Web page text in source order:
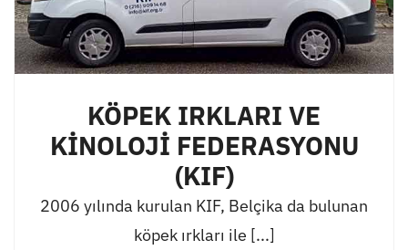
KÖPEK IRKLARI VE
KİNOLOJİ FEDERASYONU
(KIF)
2006 yılında kurulan KIF, Belçika da bulunan
köpek ırkları ile [...]